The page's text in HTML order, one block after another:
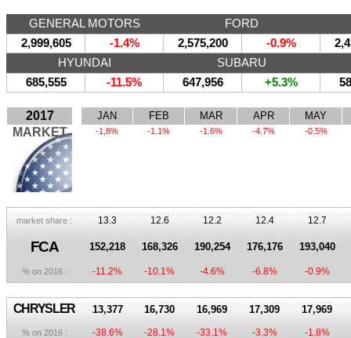
GENERAL MOTORS
FORD
2,999,605
-1.4% 2,575,200 -0.9%
HYUNDAI
SUBARU
685,555
-11.5% 647,956 +5.3%
2017 JAN FEB MAR APR MAY
MARKET -1,8% -1.1% -1.6% -4.7% -0.5%
market share : 13.3 12.6 12.2 12.4 12.7
FCA 152,218 168,326 190,254 176,176 193,040
% on 2016 : -11.2% -10.1% -4.6% -6.8% -0.9%
CHRYSLER 13,377 16,730 16,969 17,309 17,969
% on 2016 : -38.6% -28.1% -33.1% -3.3% -1.8%